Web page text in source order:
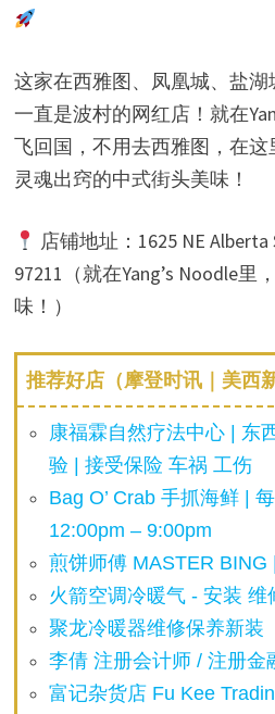
这家在西雅图、凤凰城、盐湖
一直是波村的网红店！就在
飞回国，不用去西雅图，在
灵魂出窍的中式街头美味！
店铺地址：1625 NE Alberta
97211（就在Yang’s Noodle里
味！）
推荐好店（摩登时讯｜美西
康福霖自然疗法中心 | 东
验 | 接受保险 车祸 工伤
Bag O’ Crab 手抓海鲜 |
12:00pm – 9:00pm
煎饼师傅 MASTER BING
火箭空调冷暖气 - 安装 维
聚龙冷暖器维修保养新装
李倩 注册会计师 / 注册金
富记杂货店 Fu Kee